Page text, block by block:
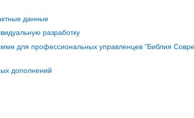
данные
разработку
для профессиональных управленцев "Библия
дополнений